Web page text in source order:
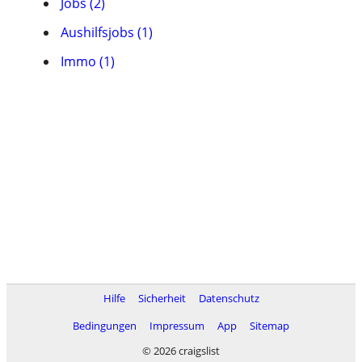
Aushilfsjobs (1)
Immo (1)
Hilfe Sicherheit
Datenschutz
Bedingungen
Impressum App
Sitemap
© 2026 craigslist